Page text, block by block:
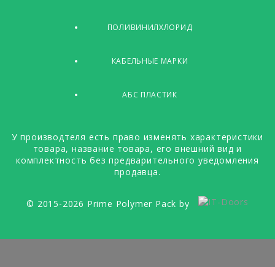
ПОЛИВИНИЛХЛОРИД
КАБЕЛЬНЫЕ МАРКИ
АБС ПЛАСТИК
У производтеля есть право изменять характеристики
товара, название товара, его внешний вид и
комплектность без предварительного уведомления
продавца.
© 2015-2026 Prime Polymer Pack by